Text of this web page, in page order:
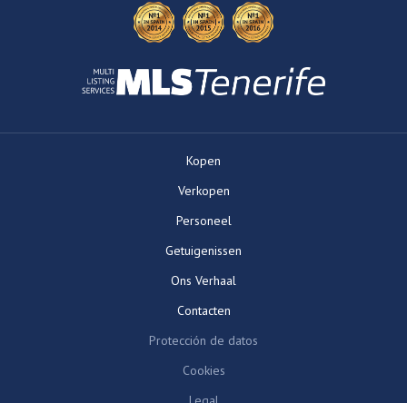
Kopen
Verkopen
Personeel
Getuigenissen
Ons Verhaal
Contacten
Protección de datos
Cookies